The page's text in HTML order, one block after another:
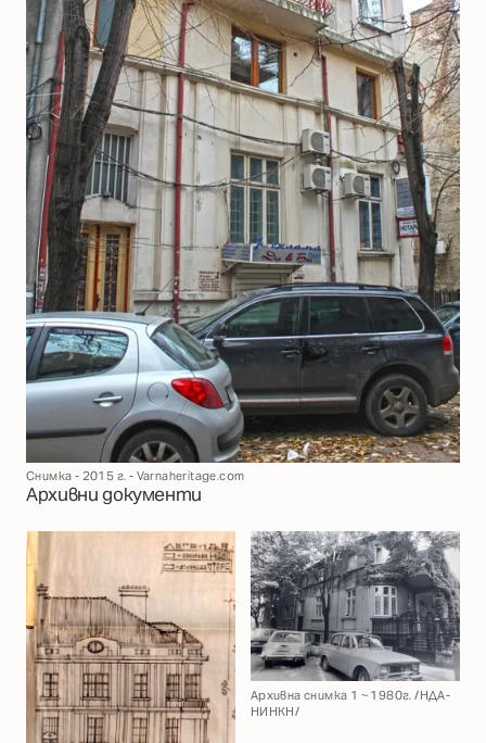
Снимка - 2015 г. - Varnaheritage.com
Архивни документи
Архивна снимка 1 ~ 1980г. /НДА-
НИНКН/